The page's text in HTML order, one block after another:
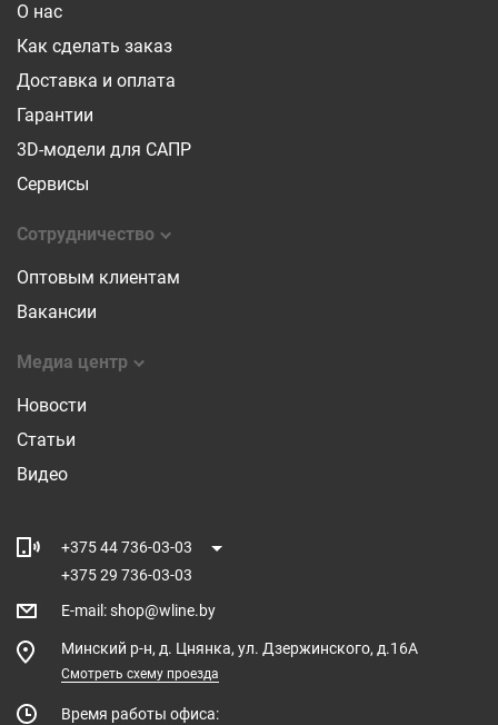
О нас
Как сделать заказ
Доставка и оплата
Гарантии
3D-модели для САПР
Сервисы
Сотрудничество
Оптовым клиентам
Вакансии
Медиа центр
Новости
Статьи
Видео
+375 44 736-03-03
+375 29 736-03-03
E-mail :shop@wline.by
Минский р-н, д. Цнянка, ул. Дзержинского, д.16А
Смотреть схему проезда
Время работы офиса: